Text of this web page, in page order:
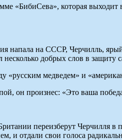
«БибиСева», которая
напала на СССР, Черчилль,
добрых слов в защиту
«русским медведем» и
он произнес: «Это ваша
переизберут Черчилля
и отдали свои голоса